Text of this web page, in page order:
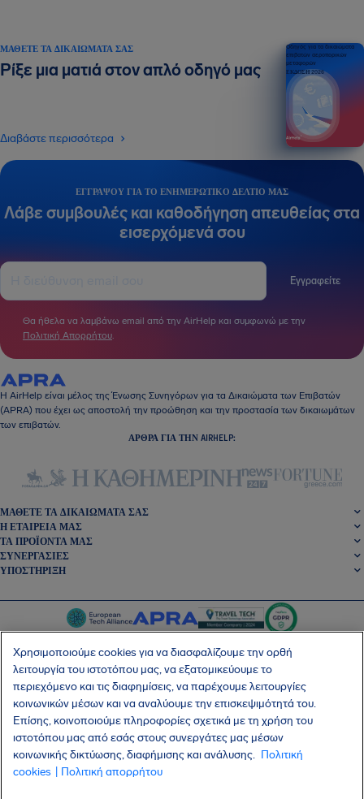
ΕΓΓΡΆΨΟΥ ΓΙΑ ΤΟ ΕΝΗΜΕΡΩΤΙΚΌ ΔΕΛΤΊΟ ΜΑΣ
Λάβε συμβουλές και καθοδήγηση απευθείας στα
εισερχόμενά σου
Εγγραφείτε
Θα ήθελα να λαμβάνω email από την AirHelp και συμφωνώ με την
Πολιτική Απορρήτου.
ΜΆΘΕΤΕ ΤΑ ΔΙΚΑΙΏΜΑΤΆ ΣΑΣ
Ρίξε μια ματιά στον απλό οδηγό μας
Διαβάστε περισσότερα
Οδηγός για τα δικαιώματα
επιβατών αεροπορικών
μεταφορών
ΕΚΔΟΣΗ 2026
Η AirHelp είναι μέλος της Ένωσης Συνηγόρων για τα Δικαιώματα των Επιβατών
(APRA) που έχει ως αποστολή την προώθηση και την προστασία των δικαιωμάτων
των επιβατών.
ΆΡΘΡΑ ΓΙΑ ΤΗΝ AIRHELP:
ΜΆΘΕΤΕ ΤΑ ΔΙΚΑΙΏΜΑΤΆ ΣΑΣ
Η ΕΤΑΙΡΕΊΑ ΜΑΣ
ΤΑ ΠΡΟΪΌΝΤΑ ΜΑΣ
ΣΥΝΕΡΓΑΣΊΕΣ
ΥΠΟΣΤΉΡΙΞΗ
SocialFacebook
SocialTwitter
SocialInstagram
SocialLinkedin
ΑΠΟΚΤΉΣΤΕ ΤΗ ΔΩΡΕΆΝ ΕΦΑΡΜΟΓΉ ΜΑΣ
Χρησιμοποιούμε cookies για να διασφαλίζουμε την ορθή
λειτουργία του ιστοτόπου μας, να εξατομικεύουμε το
περιεχόμενο και τις διαφημίσεις, να παρέχουμε λειτουργίες
κοινωνικών μέσων και να αναλύουμε την επισκεψιμότητά του.
Επίσης, κοινοποιούμε πληροφορίες σχετικά με τη χρήση του
ιστοτόπου μας από εσάς στους συνεργάτες μας μέσων
κοινωνικής δικτύωσης, διαφήμισης και ανάλυσης. Πολιτική
cookies
| Πολιτική απορρήτου